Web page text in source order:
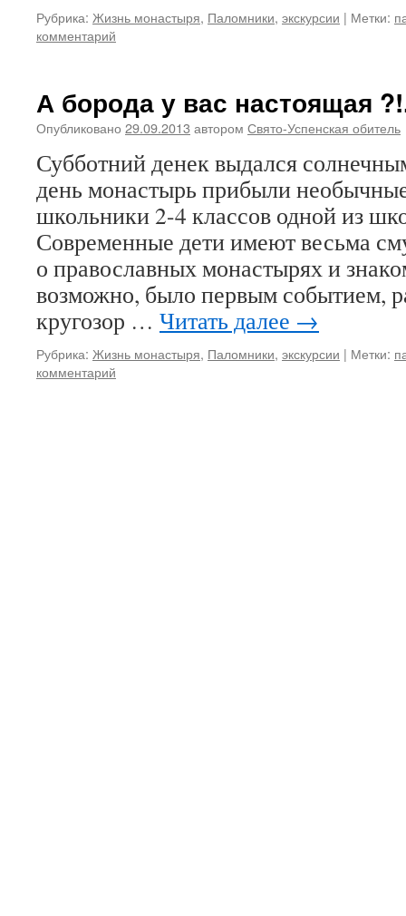
Рубрика: Жизнь монастыря, Паломники, экскурсии | Метки:
комментарий
А борода у вас настоящая
Опубликовано 29.09.2013 автором Свято-Успенская обитель
Субботний денек выдался
день монастырь прибыли
школьники 2-4 классов одной из
Современные дети имеют весьма
о православных монастырях и
возможно, было первым событием,
кругозор … Читать далее →
Рубрика: Жизнь монастыря, Паломники, экскурсии | Метки:
комментарий